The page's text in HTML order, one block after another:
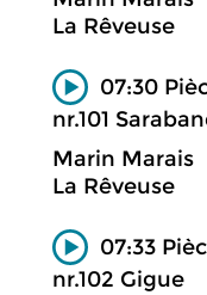
La Rêveuse
07:30
nr.101
Marin Marais
La Rêveuse
07:33
nr.102 Gigue